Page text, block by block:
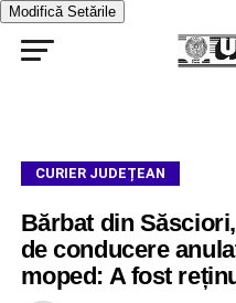
Modifică Setările
CURIER JUDEȚEAN
Bărbat din
de conducere
moped: A fost